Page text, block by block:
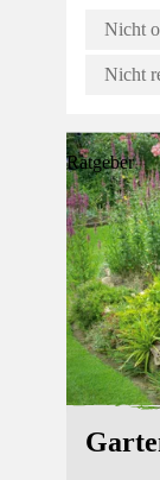
Nicht
Nicht
Ratgeber